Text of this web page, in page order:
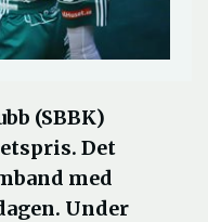
(SBBK)
Det
med
Under